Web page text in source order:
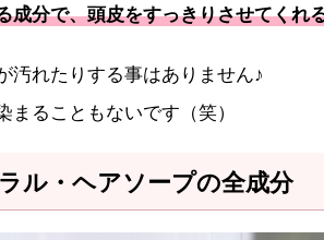
成分で、頭皮をすっきりさせてくれ
汚れたりする事はありません♪
ることもないです（笑）
ル・ヘアソープの全成分